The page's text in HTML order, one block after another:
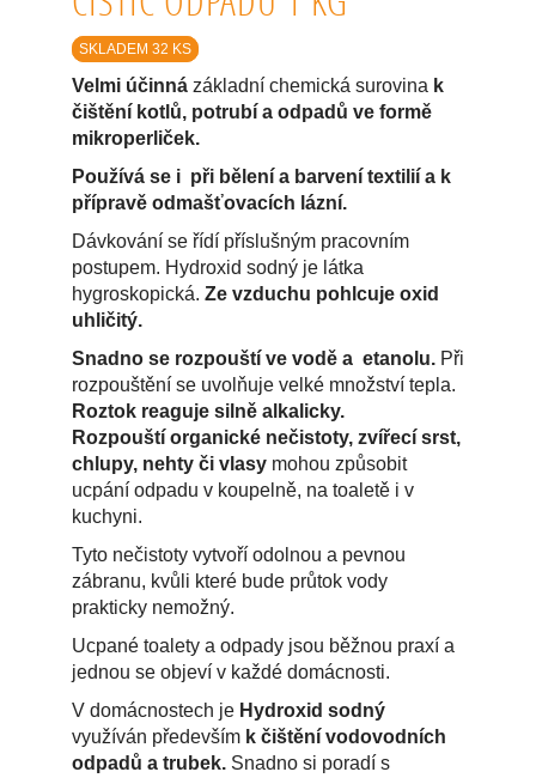
SKLADEM 32 KS
Velmi účinná základní chemická surovina k
čištění kotlů, potrubí a odpadů ve formě
mikroperliček.
Používá se i při bělení a barvení textilií a k
přípravě odmašťovacích lázní.
Dávkování se řídí příslušným pracovním
postupem. Hydroxid sodný je látka
hygroskopická. Ze vzduchu pohlcuje oxid
uhličitý.
Snadno se rozpouští ve vodě a etanolu. Při
rozpouštění se uvolňuje velké množství tepla.
Roztok reaguje silně alkalicky.
Rozpouští organické nečistoty, zvířecí srst,
chlupy, nehty či vlasy mohou způsobit
ucpání odpadu v koupelně, na toaletě i v
kuchyni.
Tyto nečistoty vytvoří odolnou a pevnou
zábranu, kvůli které bude průtok vody
prakticky nemožný.
Ucpané toalety a odpady jsou běžnou praxí a
jednou se objeví v každé domácnosti.
V domácnostech je Hydroxid sodný
využíván především k čištění vodovodních
odpadů a trubek. Snadno si poradí s